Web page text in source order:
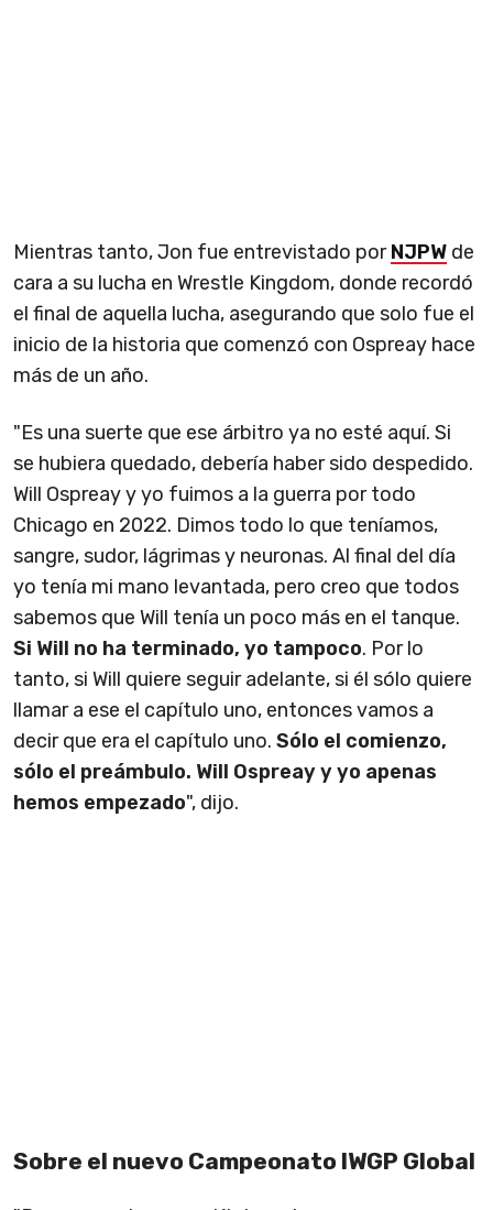
Mientras tanto, Jon fue entrevistado porNJPW de
cara a su lucha en Wrestle Kingdom, donde recordó
el final de aquella lucha, asegurando que solo fue el
inicio de la historia que comenzó con Ospreay hace
más de un año.
"Es una suerte que ese árbitro ya no esté aquí. Si
se hubiera quedado, debería haber sido despedido.
Will Ospreay y yo fuimos a la guerra por todo
Chicago en 2022. Dimos todo lo que teníamos,
sangre, sudor, lágrimas y neuronas. Al final del día
yo tenía mi mano levantada, pero creo que todos
sabemos que Will tenía un poco más en el tanque.
Si Will no ha terminado, yo tampoco. Por lo
tanto, si Will quiere seguir adelante, si él sólo quiere
llamar a ese el capítulo uno, entonces vamos a
decir que era el capítulo uno. Sólo el comienzo,
sólo el preámbulo. Will Ospreay y yo apenas
hemos empezado", dijo.
Sobre el nuevo Campeonato IWGP Global